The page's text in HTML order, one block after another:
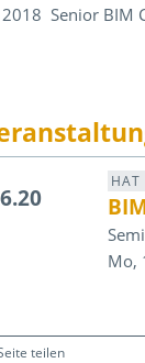
2018 Senior BIM
HAT
Mo,
teilen